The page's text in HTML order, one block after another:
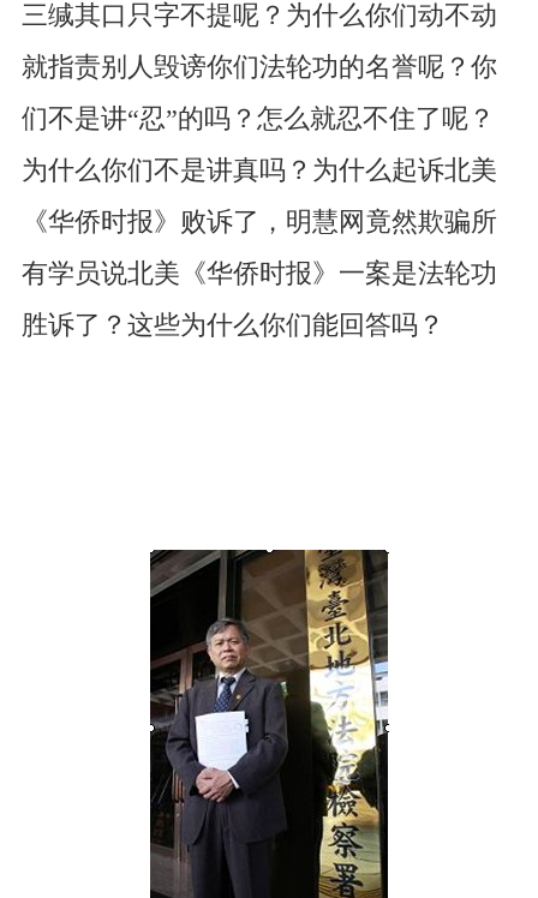
三缄其口只字不提呢？为什么你们动不动
就指责别人毁谤你们法轮功的名誉呢？你
们不是讲“忍”的吗？怎么就忍不住了呢？
为什么你们不是讲真吗？为什么起诉北美
《华侨时报》败诉了，明慧网竟然欺骗所
有学员说北美《华侨时报》一案是法轮功
胜诉了？这些为什么你们能回答吗？